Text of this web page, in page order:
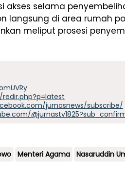
akses selama
langsung di area rumah
meliput prosesi
jurnasnews/subscribe/
Menteri Agama Nasaruddin